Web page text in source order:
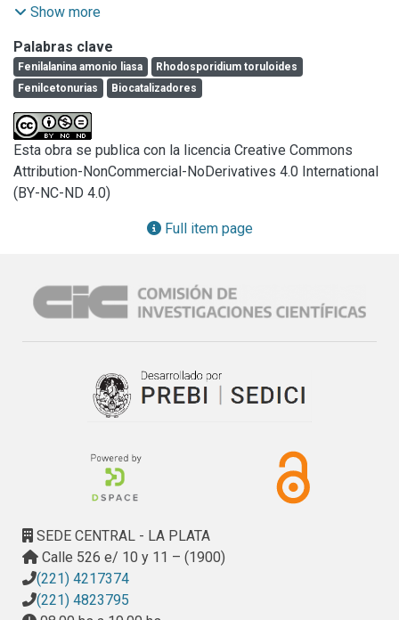
enzima L-Fenilalanina amonio liasa (PAL, EC 4.3.1.25),
NBRC 0559. PAL cataliza la desaminación no oxidativa de
LFenilalanina (L-Phe) en ácido trans-cinámico. Esta enzima
fue aplicada para la
reducción o deprivación del contenido de fenilalanina,
empleando como modelo hidrolizados proteicos
comerciales de diferente origen.
La metodología desarrollada consiste de una primera etapa
basada en la obtención del biocatalizador. Ésta incluyó, por
un lado, la optimización de los componentes del medio de
procedió a la recuperación del biocatalizador de dos
maneras. Por un lado, se obtuvieron células conteniendo
tal. Por otro lado, se contrastó el biocatalizador obtenido
con PAL purificada, obtenida a partir de un protocolo
estándar de purificación.
catalíticas por inclusión en polímeros, empleando alginato
de calcio. Las mismas se caracterizaron para determinar su
factibilidad de uso, teniendo en cuenta su potencial
con la enzima purificada inmovilizada por inclusión en
membranas celulósicas.
Finalmente, en una tercera etapa, el biocatalizador
seleccionado se empleó en el tratamiento de hidrolizados
Show more
Palabras clave
Fenilalanina amonio liasa
Rhodosporidium toruloides
Fenilcetonurias
Biocatalizadores
Esta obra se publica con la licencia Creative Commons
Attribution-NonCommercial-NoDerivatives 4.0 International
(BY-NC-ND 4.0)
Full item page
SEDE CENTRAL - LA PLATA
Calle 526 e/ 10 y 11 – (1900)
(221) 4217374
(221) 4823795